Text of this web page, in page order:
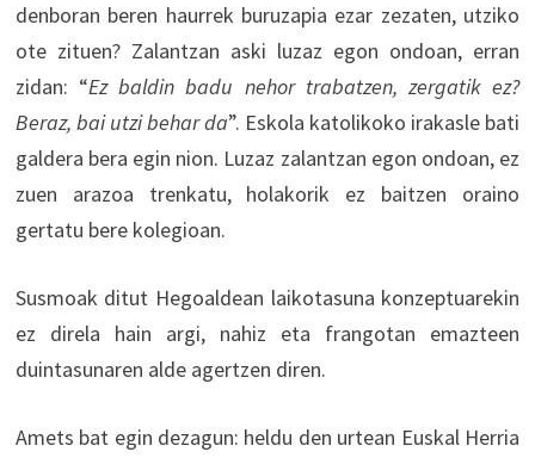
denboran beren haurrek buruzapia ezar zezaten, utziko
ote zituen? Zalantzan aski luzaz egon ondoan, erran
zidan: “Ez baldin badu nehor trabatzen, zergatik ez?
Beraz, bai utzi behar da”. Eskola katolikoko irakasle bati
galdera bera egin nion. Luzaz zalantzan egon ondoan, ez
zuen arazoa trenkatu, holakorik ez baitzen oraino
gertatu bere kolegioan.
Susmoak ditut Hegoaldean laikotasuna konzeptuarekin
ez direla hain argi, nahiz eta frangotan emazteen
duintasunaren alde agertzen diren.
Amets bat egin dezagun: heldu den urtean Euskal Herria